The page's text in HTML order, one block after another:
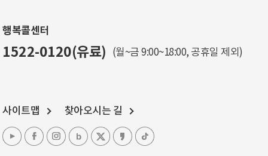
행복콜센터
1522-0120(유료) (월~금 9:00~18:00, 공휴일 제외)
사이트맵 찾아오시는 길